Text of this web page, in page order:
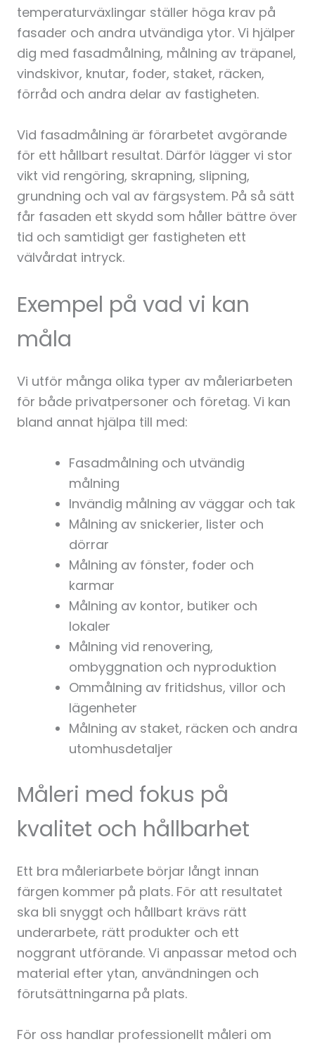
temperaturväxlingar ställer höga krav på
fasader och andra utvändiga ytor. Vi hjälper
dig med fasadmålning, målning av träpanel,
vindskivor, knutar, foder, staket, räcken,
förråd och andra delar av fastigheten.
Vid fasadmålning är förarbetet avgörande
för ett hållbart resultat. Därför lägger vi stor
vikt vid rengöring, skrapning, slipning,
grundning och val av färgsystem. På så sätt
får fasaden ett skydd som håller bättre över
tid och samtidigt ger fastigheten ett
välvårdat intryck.
Exempel på vad vi kan
måla
Vi utför många olika typer av måleriarbeten
för både privatpersoner och företag. Vi kan
bland annat hjälpa till med:
Fasadmålning och utvändig
målning
Invändig målning av väggar och tak
Målning av snickerier, lister och
dörrar
Målning av fönster, foder och
karmar
Målning av kontor, butiker och
lokaler
Målning vid renovering,
ombyggnation och nyproduktion
Ommålning av fritidshus, villor och
lägenheter
Målning av staket, räcken och andra
utomhusdetaljer
Måleri med fokus på
kvalitet och hållbarhet
Ett bra måleriarbete börjar långt innan
färgen kommer på plats. För att resultatet
ska bli snyggt och hållbart krävs rätt
underarbete, rätt produkter och ett
noggrant utförande. Vi anpassar metod och
material efter ytan, användningen och
förutsättningarna på plats.
För oss handlar professionellt måleri om